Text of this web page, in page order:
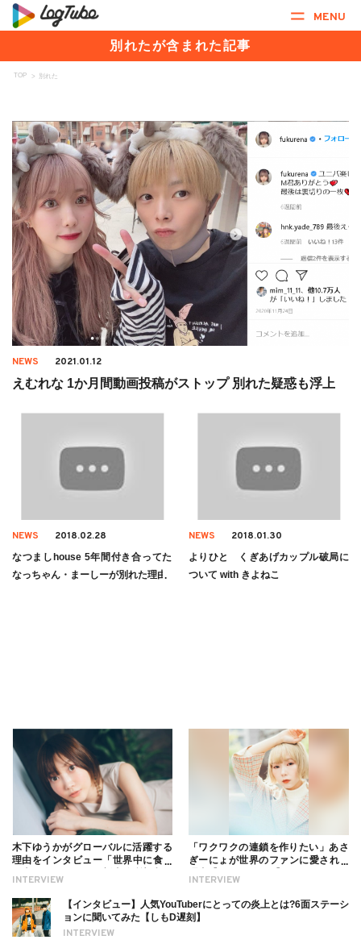
MENU
別れたが含まれた記事
TOP > 別れた
NEWS 2021.01.12
えむれな 1か月間動画投稿がストップ 別れた疑惑も浮上
NEWS 2018.02.28
なつましhouse 5年間付き合ってた
なっちゃん・まーしーが別れた理由
NEWS 2018.01.30
よりひと くぎあげカップル破局に
ついて with きよねこ
INTERVIEW
木下ゆうかがグローバルに活躍する
理由をインタビュー「世界中に食べ
ついても
INTERVIEW
「ワクワクの連鎖を作りたい」あさ
ぎーにょが世界のファンに愛される
INTERVIEW
【インタビュー】人気YouTuberにとっての炎上とは?6面ステーシ
ョンに聞いてみた【しもD遅刻】